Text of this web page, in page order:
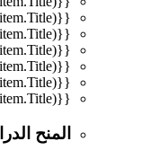
{{mmc.getCurrentTranslation(item.Title)}}
{{mmc.getCurrentTranslation(item.Title)}}
{{mmc.getCurrentTranslation(item.Title)}}
{{mmc.getCurrentTranslation(item.Title)}}
{{mmc.getCurrentTranslation(item.Title)}}
{{mmc.getCurrentTranslation(item.Title)}}
المنح